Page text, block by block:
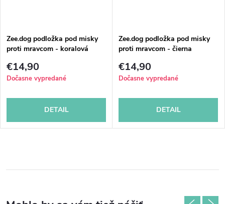
Zee.dog podložka pod misky
proti mravcom - koralová
€14,90
Dočasne vypredané
DETAIL
Zee.dog podložka pod misky
proti mravcom - čierna
€14,90
Dočasne vypredané
DETAIL